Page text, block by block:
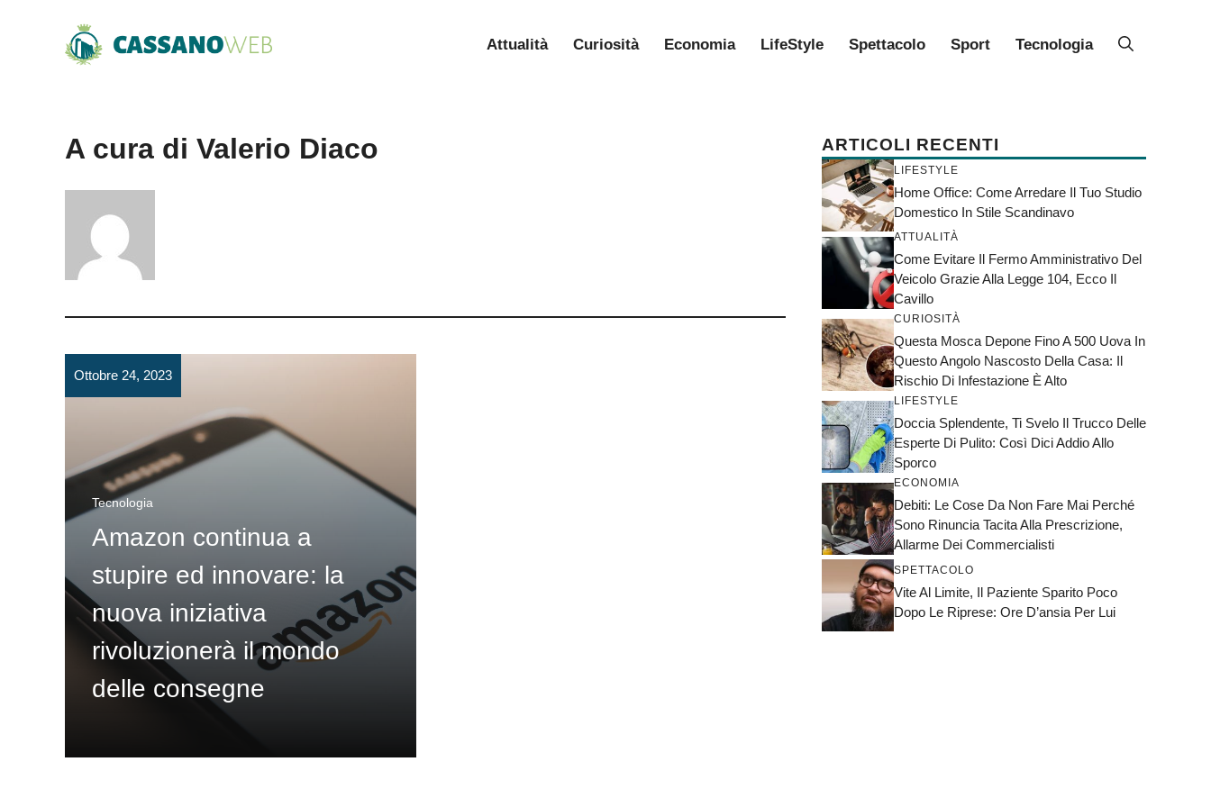
Attualità Curiosità Economia LifeStyle Spettacolo Sport Tecnologia
A cura di Valerio Diaco
Ottobre 24, 2023
Tecnologia
Amazon continua a
stupire ed innovare: la
nuova iniziativa
rivoluzionerà il mondo
delle consegne
ARTICOLI RECENTI
LIFESTYLE
Home Office: Come Arredare Il Tuo Studio
Domestico In Stile Scandinavo
ATTUALITÀ
Come Evitare Il Fermo Amministrativo Del
Veicolo Grazie Alla Legge 104, Ecco Il
Cavillo
CURIOSITÀ
Questa Mosca Depone Fino A 500 Uova In
Questo Angolo Nascosto Della Casa: Il
Rischio Di Infestazione È Alto
LIFESTYLE
Doccia Splendente, Ti Svelo Il Trucco Delle
Esperte Di Pulito: Così Dici Addio Allo
Sporco
ECONOMIA
Debiti: Le Cose Da Non Fare Mai Perché
Sono Rinuncia Tacita Alla Prescrizione,
Allarme Dei Commercialisti
SPETTACOLO
Vite Al Limite, Il Paziente Sparito Poco
Dopo Le Riprese: Ore D’ansia Per Lui